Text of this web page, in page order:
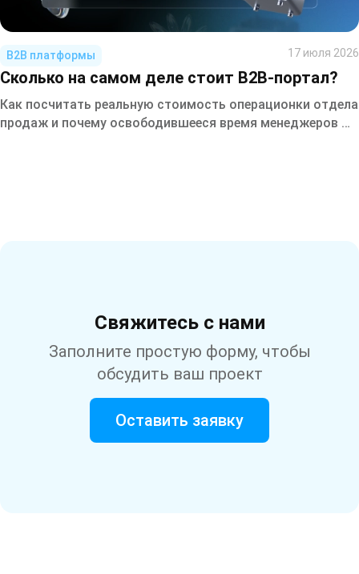
B2B платформы 17 июля 2026
Сколько на самом деле стоит B2B-портал?
Как посчитать реальную стоимость операционки отдела
продаж и почему освободившееся время менеджеров —
Свяжитесь с нами
Заполните простую форму, чтобы
обсудить ваш проект
Оставить заявку